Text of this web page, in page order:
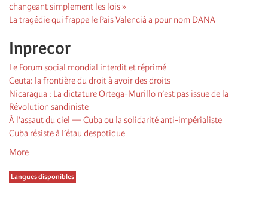
changeant simplement les lois »
La tragédie qui frappe le Pais Valencià a pour nom DANA
Inprecor
Le Forum social mondial interdit et réprimé
Ceuta: la frontière du droit à avoir des droits
Nicaragua : La dictature Ortega-Murillo n’est pas issue de la
Révolution sandiniste
À l’assaut du ciel — Cuba ou la solidarité anti-impérialiste
Cuba résiste à l’étau despotique
More
Langues disponibles